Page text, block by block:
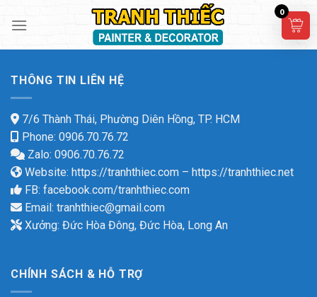
THÔNG TIN LIÊN HỆ
7/6 Thành Thái, Phường Diên Hồng, TP. HCM
Phone: 0906.70.76.72
Zalo: 0906.70.76.72
Website: https://tranhthiec.com – https://tranhthiec.net
FB: facebook.com/tranhthiec.com
Email: tranhthiec@gmail.com
Xưởng: Đức Hòa Đông, Đức Hòa, Long An
CHÍNH SÁCH & HỖ TRỢ
0